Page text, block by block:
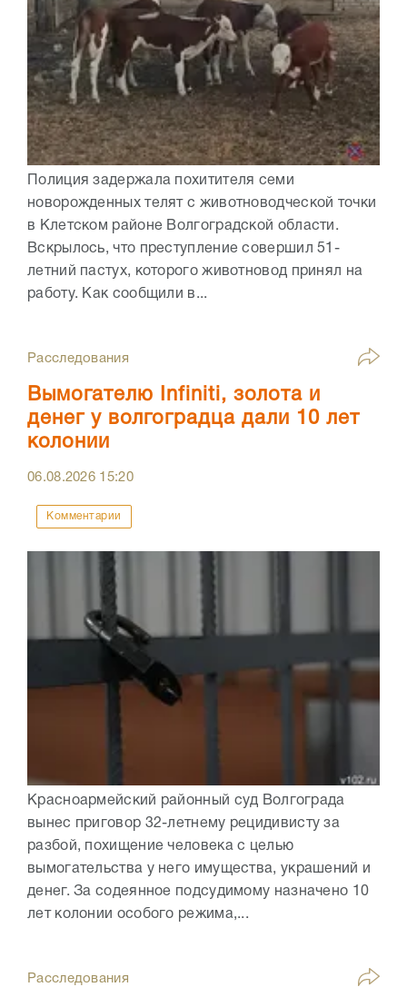
Полиция задержала похитителя семи
новорожденных телят с животноводческой точки
в Клетском районе Волгоградской области.
Вскрылось, что преступление совершил 51-
летний пастух, которого животновод принял на
работу. Как сообщили в...
Расследования
Вымогателю Infiniti, золота и
денег у волгоградца дали 10 лет
колонии
06.08.2026 15:20
Комментарии
Красноармейский районный суд Волгограда
вынес приговор 32-летнему рецидивисту за
разбой, похищение человека с целью
вымогательства у него имущества, украшений и
денег. За содеянное подсудимому назначено 10
лет колонии особого режима,...
Расследования